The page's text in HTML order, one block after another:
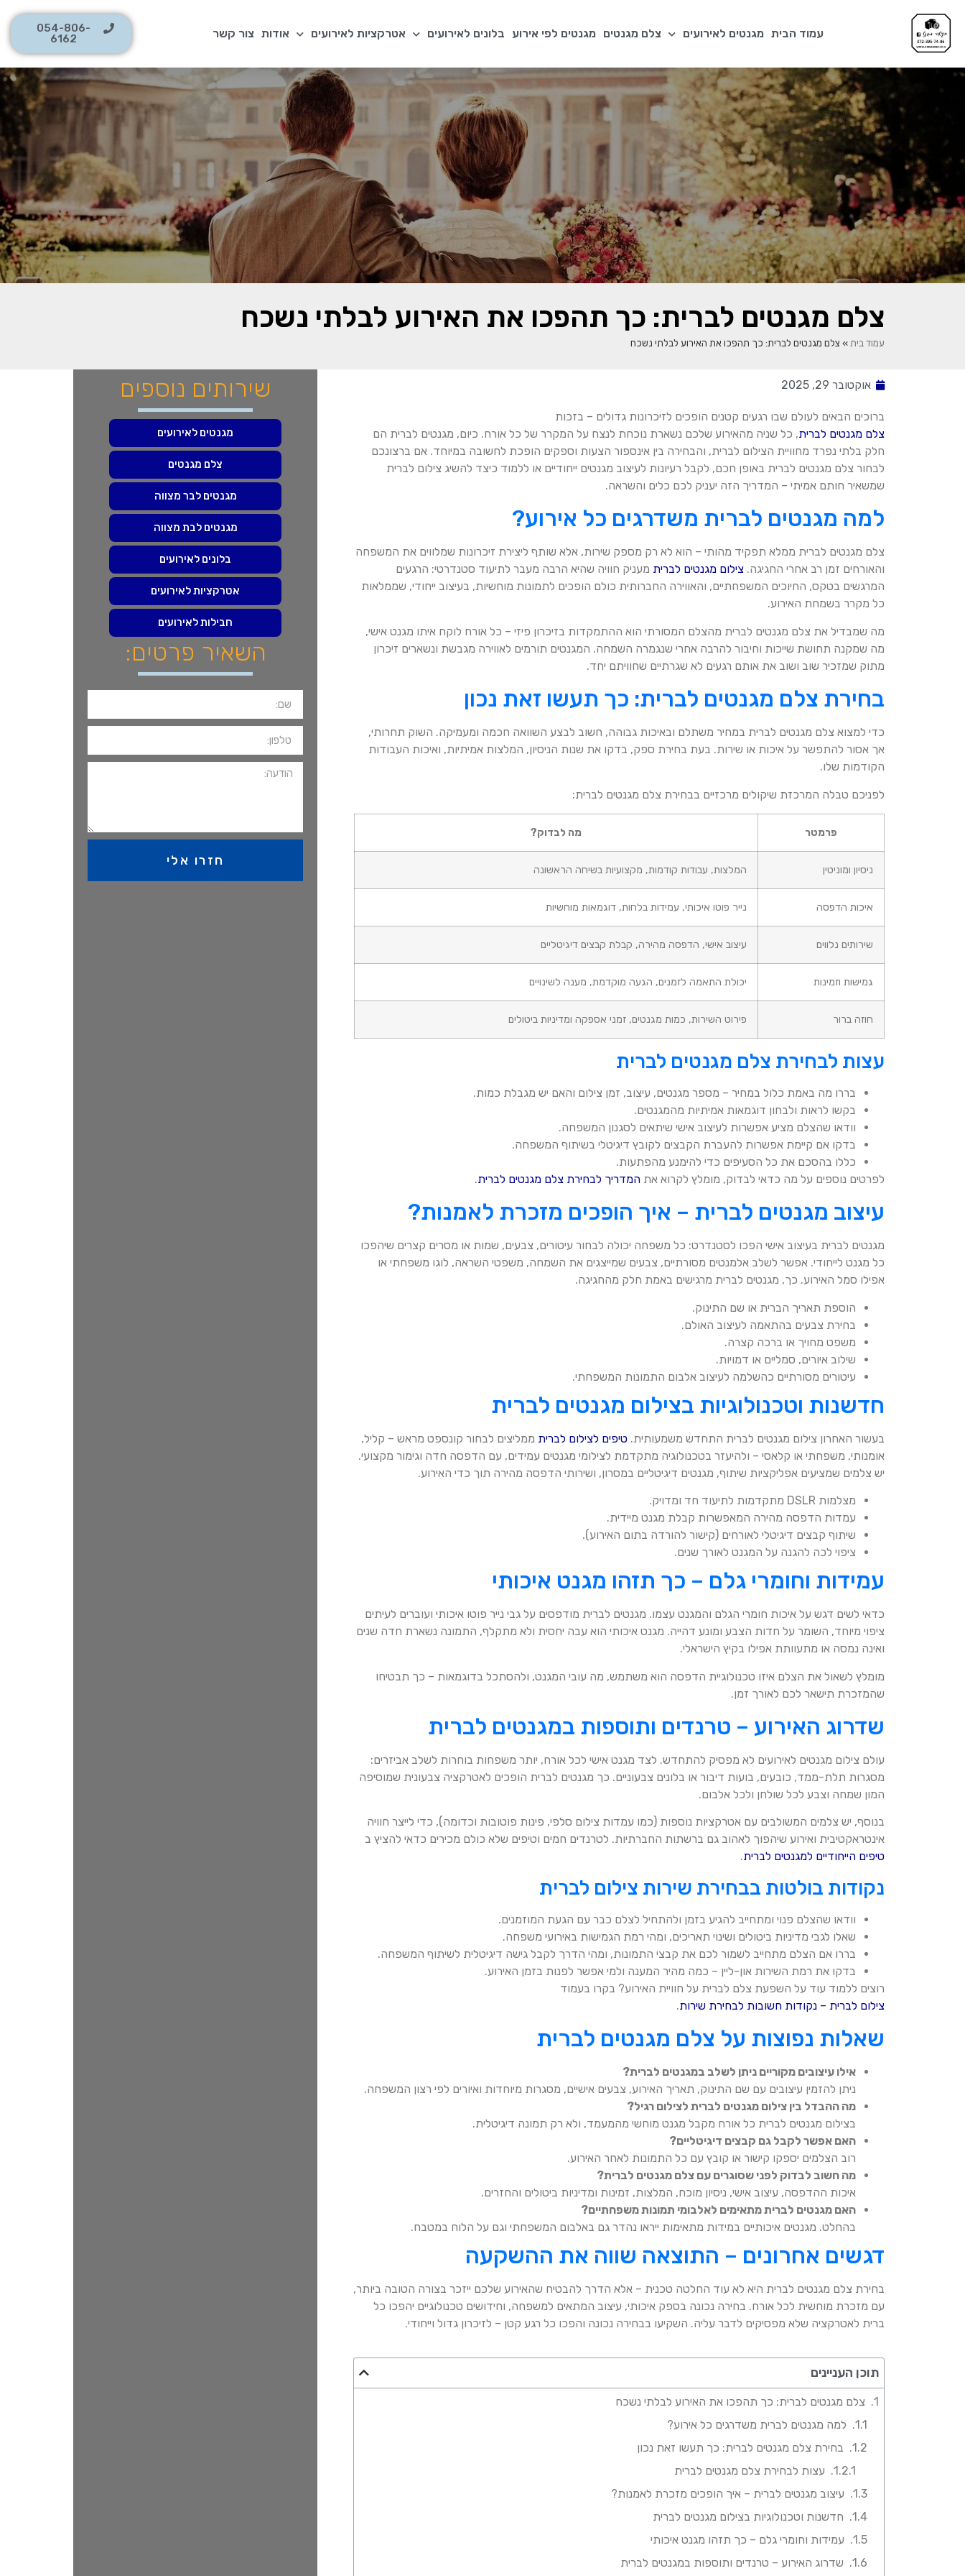
עמוד הבית מגנטים לאירועים צלם מגנטים מגנטים לפי אירוע בלונים לאירועים אטרקציות לאירועים אודות צור קשר
054-806-
6162
צלם מגנטים לברית: כך תהפכו את האירוע לבלתי נשכח
עמוד בית » צלם מגנטים לברית: כך תהפכו את האירוע לבלתי נשכח
אוקטובר 29, 2025
ברוכים הבאים לעולם שבו רגעים קטנים הופכים לזיכרונות גדולים – בזכות
צלם מגנטים לברית, כל שניה מהאירוע שלכם נשארת נוכחת לנצח על המקרר של כל אורח. כיום, מגנטים לברית הם
חלק בלתי נפרד מחוויית הצילום לברית, והבחירה בין אינספור הצעות וספקים הופכת לחשובה במיוחד. אם ברצונכם
לבחור צלם מגנטים לברית באופן חכם, לקבל רעיונות לעיצוב מגנטים ייחודיים או ללמוד כיצד להשיג צילום לברית
שמשאיר חותם אמיתי – המדריך הזה יעניק לכם כלים והשראה.
למה מגנטים לברית משדרגים כל אירוע?
צלם מגנטים לברית ממלא תפקיד מהותי – הוא לא רק מספק שירות, אלא שותף ליצירת זיכרונות שמלווים את המשפחה
והאורחים זמן רב אחרי החגיגה. צילום מגנטים לברית מעניק חוויה שהיא הרבה מעבר לתיעוד סטנדרטי: הרגעים
המרגשים בטקס, החיוכים המשפחתיים, והאווירה החברותית כולם הופכים לתמונות מוחשיות, בעיצוב ייחודי, שממלאות
כל מקרר בשמחת האירוע.
מה שמבדיל את צלם מגנטים לברית מהצלם המסורתי הוא ההתמקדות בזיכרון פיזי – כל אורח לוקח איתו מגנט אישי,
מה שמקנה תחושת שייכות וחיבור להרבה אחרי שנגמרה השמחה. המגנטים תורמים לאווירה מגבשת ונשארים זיכרון
מתוק שמזכיר שוב ושוב את אותם רגעים לא שגרתיים שחוויתם יחד.
בחירת צלם מגנטים לברית: כך תעשו זאת נכון
כדי למצוא צלם מגנטים לברית במחיר משתלם ובאיכות גבוהה, חשוב לבצע השוואה חכמה ומעמיקה. השוק תחרותי,
אך אסור להתפשר על איכות או שירות. בעת בחירת ספק, בדקו את שנות הניסיון, המלצות אמיתיות, ואיכות העבודות
הקודמות שלו.
לפניכם טבלה המרכזת שיקולים מרכזיים בבחירת צלם מגנטים לברית:
פרמטר מה לבדוק?
ניסיון ומוניטין המלצות, עבודות קודמות, מקצועיות בשיחה הראשונה
איכות הדפסה נייר פוטו איכותי, עמידות בלחות, דוגמאות מוחשיות
שירותים נלווים עיצוב אישי, הדפסה מהירה, קבלת קבצים דיגיטליים
גמישות וזמינות יכולת התאמה לזמנים, הגעה מוקדמת, מענה לשינויים
חוזה ברור פירוט השירות, כמות מגנטים, זמני אספקה ומדיניות ביטולים
עצות לבחירת צלם מגנטים לברית
בררו מה באמת כלול במחיר – מספר מגנטים, עיצוב, זמן צילום והאם יש מגבלת כמות.
בקשו לראות ולבחון דוגמאות אמיתיות מהמגנטים.
וודאו שהצלם מציע אפשרות לעיצוב אישי שיתאים לסגנון המשפחה.
בדקו אם קיימת אפשרות להעברת הקבצים לקובץ דיגיטלי בשיתוף המשפחה.
כללו בהסכם את כל הסעיפים כדי להימנע מהפתעות.
לפרטים נוספים על מה כדאי לבדוק, מומלץ לקרוא את המדריך לבחירת צלם מגנטים לברית.
עיצוב מגנטים לברית – איך הופכים מזכרת לאמנות?
מגנטים לברית בעיצוב אישי הפכו לסטנדרט: כל משפחה יכולה לבחור עיטורים, צבעים, שמות או מסרים קצרים שיהפכו
כל מגנט לייחודי. אפשר לשלב אלמנטים מסורתיים, צבעים שמייצגים את השמחה, משפטי השראה, לוגו משפחתי או
אפילו סמל האירוע. כך, מגנטים לברית מרגישים באמת חלק מהחגיגה.
הוספת תאריך הברית או שם התינוק.
בחירת צבעים בהתאמה לעיצוב האולם.
משפט מחויך או ברכה קצרה.
שילוב איורים, סמליים או דמויות.
עיטורים מסורתיים כהשלמה לעיצוב אלבום התמונות המשפחתי.
חדשנות וטכנולוגיות בצילום מגנטים לברית
בעשור האחרון צילום מגנטים לברית התחדש משמעותית. טיפים לצילום לברית ממליצים לבחור קונספט מראש – קליל,
אומנותי, משפחתי או קלאסי – ולהיעזר בטכנולוגיה מתקדמת לצילומי מגנטים עמידים, עם הדפסה חדה וגימור מקצועי.
יש צלמים שמציעים אפליקציות שיתוף, מגנטים דיגיטליים במסרון, ושירותי הדפסה מהירה תוך כדי האירוע.
מצלמות DSLR מתקדמות לתיעוד חד ומדויק.
עמדות הדפסה מהירה המאפשרות קבלת מגנט מיידית.
שיתוף קבצים דיגיטלי לאורחים (קישור להורדה בתום האירוע).
ציפוי לכה להגנה על המגנט לאורך שנים.
עמידות וחומרי גלם – כך תזהו מגנט איכותי
כדאי לשים דגש על איכות חומרי הגלם והמגנט עצמו. מגנטים לברית מודפסים על גבי נייר פוטו איכותי ועוברים לעיתים
ציפוי מיוחד, השומר על חדות הצבע ומונע דהייה. מגנט איכותי הוא עבה יחסית ולא מתקלף, התמונה נשארת חדה שנים
ואינה נמסה או מתעוותת אפילו בקיץ הישראלי.
מומלץ לשאול את הצלם איזו טכנולוגיית הדפסה הוא משתמש, מה עובי המגנט, ולהסתכל בדוגמאות – כך תבטיחו
שהמזכרת תישאר לכם לאורך זמן.
שדרוג האירוע – טרנדים ותוספות במגנטים לברית
עולם צילום מגנטים לאירועים לא מפסיק להתחדש. לצד מגנט אישי לכל אורח, יותר משפחות בוחרות לשלב אביזרים:
מסגרות תלת-ממד, כובעים, בועות דיבור או בלונים צבעוניים. כך מגנטים לברית הופכים לאטרקציה צבעונית שמוסיפה
המון שמחה וצבע לכל שולחן ולכל אלבום.
בנוסף, יש צלמים המשולבים עם אטרקציות נוספות (כמו עמדות צילום סלפי, פינות פוטובות וכדומה), כדי לייצר חוויה
אינטראקטיבית ואירוע שיהפוך לאהוב גם ברשתות החברתיות. לטרנדים חמים וטיפים שלא כולם מכירים כדאי להציץ ב
טיפים הייחודיים למגנטים לברית.
נקודות בולטות בבחירת שירות צילום לברית
וודאו שהצלם פנוי ומתחייב להגיע בזמן ולהתחיל לצלם כבר עם הגעת המוזמנים.
שאלו לגבי מדיניות ביטולים ושינוי תאריכים, ומהי רמת הגמישות באירועי משפחה.
בררו אם הצלם מתחייב לשמור לכם את קבצי התמונות, ומהי הדרך לקבל גישה דיגיטלית לשיתוף המשפחה.
בדקו את רמת השירות און-ליין – כמה מהיר המענה ולמי אפשר לפנות בזמן האירוע.
רוצים ללמוד עוד על השפעת צלם לברית על חוויית האירוע? בקרו בעמוד
צילום לברית – נקודות חשובות לבחירת שירות.
שאלות נפוצות על צלם מגנטים לברית
אילו עיצובים מקוריים ניתן לשלב במגנטים לברית?
ניתן להזמין עיצובים עם שם התינוק, תאריך האירוע, צבעים אישיים, מסגרות מיוחדות ואיורים לפי רצון המשפחה.
מה ההבדל בין צילום מגנטים לברית לצילום רגיל?
בצילום מגנטים לברית כל אורח מקבל מגנט מוחשי מהמעמד, ולא רק תמונה דיגיטלית.
האם אפשר לקבל גם קבצים דיגיטליים?
רוב הצלמים יספקו קישור או קובץ עם כל התמונות לאחר האירוע.
מה חשוב לבדוק לפני שסוגרים עם צלם מגנטים לברית?
איכות ההדפסה, עיצוב אישי, ניסיון מוכח, המלצות, זמינות ומדיניות ביטולים והחזרים.
האם מגנטים לברית מתאימים לאלבומי תמונות משפחתיים?
בהחלט. מגנטים איכותיים במידות מתאימות ייראו נהדר גם באלבום המשפחתי וגם על הלוח במטבח.
דגשים אחרונים – התוצאה שווה את ההשקעה
בחירת צלם מגנטים לברית היא לא עוד החלטה טכנית – אלא הדרך להבטיח שהאירוע שלכם ייזכר בצורה הטובה ביותר,
עם מזכרת מוחשית לכל אורח. בחירה נכונה בספק איכותי, עיצוב המתאים למשפחה, וחידושים טכנולוגיים יהפכו כל
ברית לאטרקציה שלא מפסיקים לדבר עליה. השקיעו בבחירה נכונה והפכו כל רגע קטן – לזיכרון גדול וייחודי.
תוכן העניינים
צלם מגנטים לברית: כך תהפכו את האירוע לבלתי נשכח
למה מגנטים לברית משדרגים כל אירוע?
בחירת צלם מגנטים לברית: כך תעשו זאת נכון
עצות לבחירת צלם מגנטים לברית
עיצוב מגנטים לברית – איך הופכים מזכרת לאמנות?
חדשנות וטכנולוגיות בצילום מגנטים לברית
עמידות וחומרי גלם – כך תזהו מגנט איכותי
שדרוג האירוע – טרנדים ותוספות במגנטים לברית
שירותים נוספים
מגנטים לאירועים
צלם מגנטים
מגנטים לבר מצווה
מגנטים לבת מצווה
בלונים לאירועים
אטרקציות לאירועים
חבילות לאירועים
השאיר פרטים:
חזרו אלי